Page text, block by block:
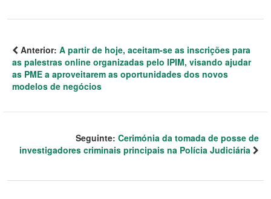
Anterior: A partir de hoje, aceitam-se as inscrições para
as palestras online organizadas pelo IPIM, visando ajudar
as PME a aproveitarem as oportunidades dos novos
modelos de negócios
Seguinte: Cerimónia da tomada de posse de
investigadores criminais principais na Polícia Judiciária